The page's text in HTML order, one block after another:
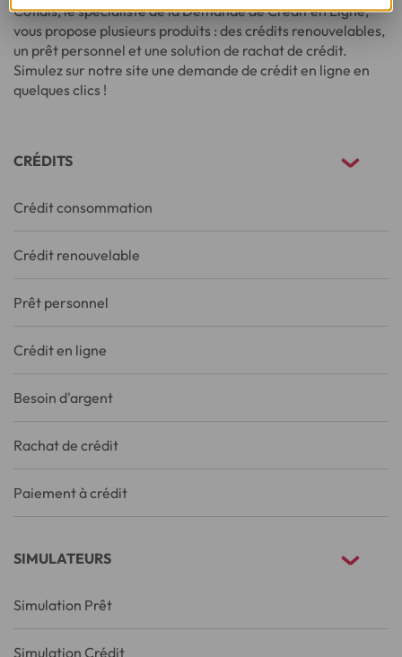
Cofidis, le spécialiste de la Demande de Crédit en Ligne,
vous propose plusieurs produits : des crédits renouvelables,
un prêt personnel et une solution de rachat de crédit.
Simulez sur notre site une demande de crédit en ligne en
quelques clics !
CRÉDITS
Crédit consommation
Crédit renouvelable
Prêt personnel
Crédit en ligne
Besoin d'argent
Rachat de crédit
Paiement à crédit
SIMULATEURS
Simulation Prêt
Simulation Crédit